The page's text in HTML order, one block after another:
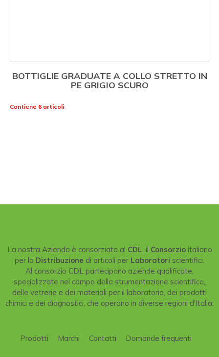
BOTTIGLIE GRADUATE A COLLO STRETTO IN
PE GRIGIO SCURO
Contiene 6 articoli
La nostra Azienda è consorziata al CDL , il Consorzioitaliano
per la Distribuzione di articoli per Laboratori scientifici.
Al consorzio CDL partecipano aziende qualificate,
specializzate nel campo della strumentazione scientifica,
delle vetrerie e dei materiali per il laboratorio, dei prodotti
chimici e dei diagnostici, che operano in diverse regioni d'Italia.
Prodotti Marchi Contatti Domande frequenti